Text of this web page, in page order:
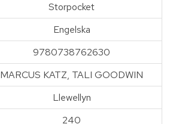
Storpocket
Engelska
9780738762630
MARCUS KATZ, TALI GOODWIN
Llewellyn
240